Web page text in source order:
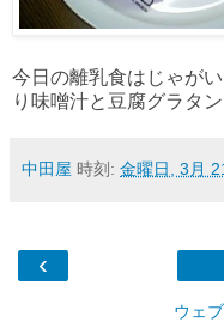
今日の離乳食はじゃが
り味噌汁と豆腐グラタン
中田屋 時刻: 金曜日, 3月
‹
ウェ